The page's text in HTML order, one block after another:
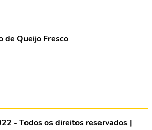
de Queijo Fresco
- Todos os direitos reservados |